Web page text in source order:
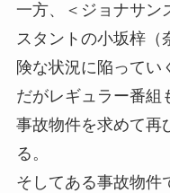
一方、＜ジョナサン
スタントの小坂梓（
険な状況に陥ってい
だがレギュラー番組
事故物件を求めて再
る。
そしてある事故物件